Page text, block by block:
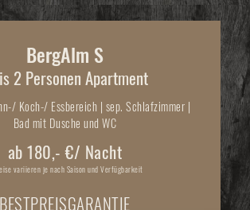
BergAlm S
2 Personen Apartment
Koch-/ Essbereich | sep. Schlafzimmer |
Bad mit Dusche und WC
ab 180,- €/ Nacht
variieren je nach Saison und Verfügbarkeit
BESTPREISGARANTIE